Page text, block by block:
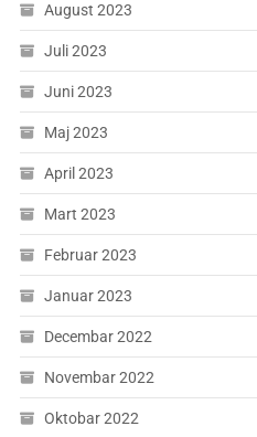
August 2023
Juli 2023
Juni 2023
Maj 2023
April 2023
Mart 2023
Februar 2023
Januar 2023
Decembar 2022
Novembar 2022
Oktobar 2022